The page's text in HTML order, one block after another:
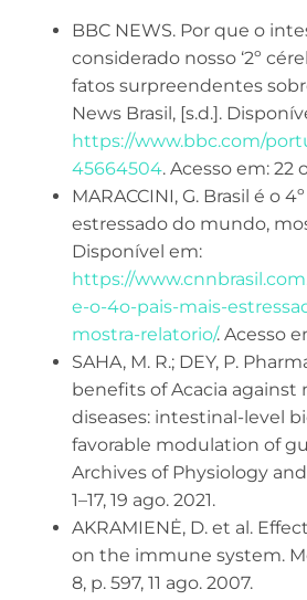
BBC NEWS. Por que o
considerado nosso ‘2º
fatos surpreendentes
News Brasil, [s.d.].
https://www.bbc.com/
45664504. Acesso em: 22
MARACCINI, G. Brasil é o
estressado do mundo,
Disponível em:
https://
e-o-4o-pais-mais-
mostra-relatorio/. Acesso
SAHA, M. R.; DEY, P.
benefits of Acacia against
diseases: intestinal-level
favorable modulation of
Archives of Physiology
1–17, 19 ago. 2021.
AKRAMIENĖ, D. et al.
on the immune system.
8, p. 597, 11 ago. 2007.